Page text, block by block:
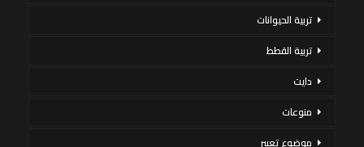
تربية الحيوانات
تربية القطط
دايت
منوعات
موضوع تعبير